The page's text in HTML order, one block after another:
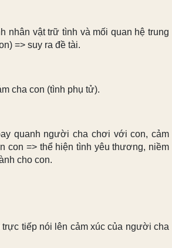
nhân vật trữ tình và mối quan hệ trung
=> suy ra đề tài.
cha con (tình phụ tử).
quanh người cha chơi với con, cảm
con => thể hiện tình yêu thương, niềm
cho con.
tiếp nói lên cảm xúc của người cha